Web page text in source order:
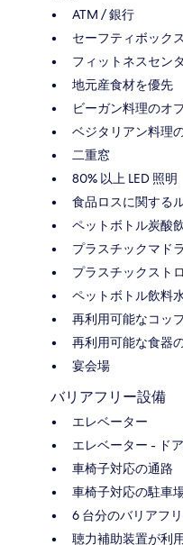
ATM / 銀行
セーフティボック
フィットネスセン
地元産食材を優先
ビーガン料理のオ
ベジタリアン料理
二重窓
80% 以上 LED 照明
食品ロスに関する
ペットボトル炭酸
プラスチックマド
プラスチックスト
ペットボトル飲料
再利用可能なコッ
再利用可能な食器
宴会場
バリアフリー設備
エレベーター
エレベーター - ド
車椅子対応の通路
車椅子対応の駐車
6 台分のバリアフ
聴力補助装置が利